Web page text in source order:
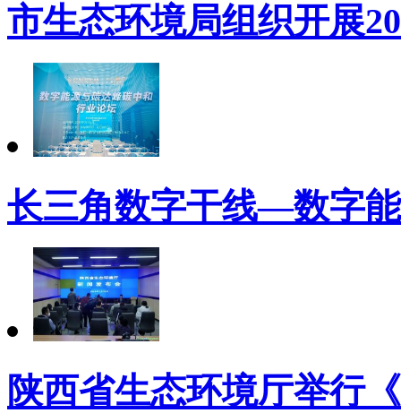
市生态环境局组织开展
长三角数字干线—数字
陕西省生态环境厅举行